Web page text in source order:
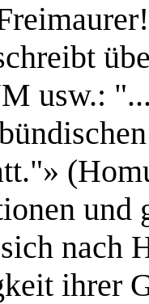
usw.:
nach
ihrer